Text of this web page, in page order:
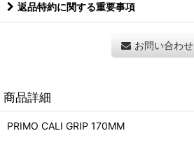
返品特約に関する重要事項
お問い合わせ
商品詳細
PRIMO CALI GRIP 170MM